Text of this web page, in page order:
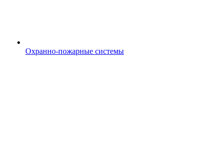
Охранно-пожарные системы